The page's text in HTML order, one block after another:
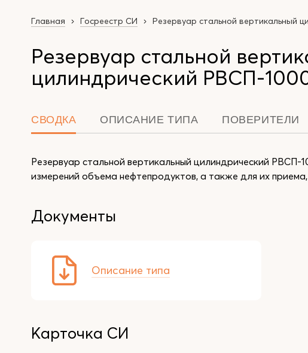
Главная Госреестр СИ Резервуар стальной вертикальный
Резервуар стальной
цилиндрический РВСП-
СВОДКА ОПИСАНИЕ ТИПА ПОВЕРИТЕЛИ
Резервуар стальной вертикальный цилиндрический РВСП-
измерений объема нефтепродуктов, а также для их приема,
Документы
Описание типа
Карточка СИ